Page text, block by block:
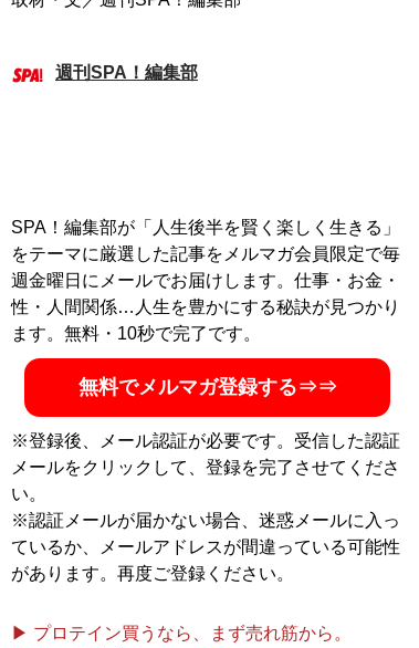
週刊SPA！編集部
SPA！編集部が「人生後半を賢く楽しく生きる」
をテーマに厳選した記事をメルマガ会員限定で毎
週金曜日にメールでお届けします。仕事・お金・
性・人間関係…人生を豊かにする秘訣が見つかり
ます。無料・10秒で完了です。
無料でメルマガ登録する⇒⇒
※登録後、メール認証が必要です。受信した認証
メールをクリックして、登録を完了させてくださ
い。
※認証メールが届かない場合、迷惑メールに入っ
ているか、メールアドレスが間違っている可能性
があります。再度ご登録ください。
▶ プロテイン買うなら、まず売れ筋から。